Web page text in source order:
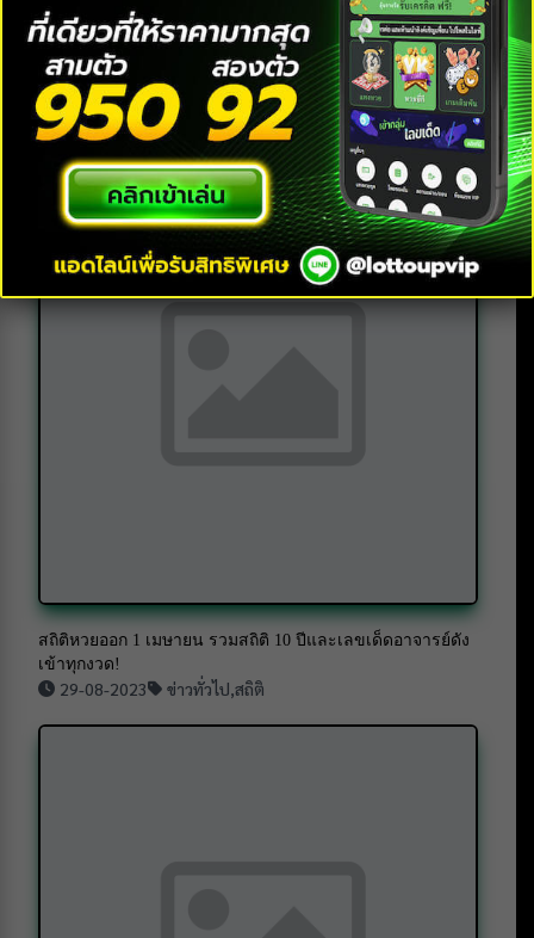
ข่าวใหม่ล่าสุด
สถิติหวยออก 1 เมษายน รวมสถิติ 10 ปีและเลขเด็ดอาจารย์ดัง
เข้าทุกงวด!
29-08-2023 ข่าวทั่วไป สถิติ